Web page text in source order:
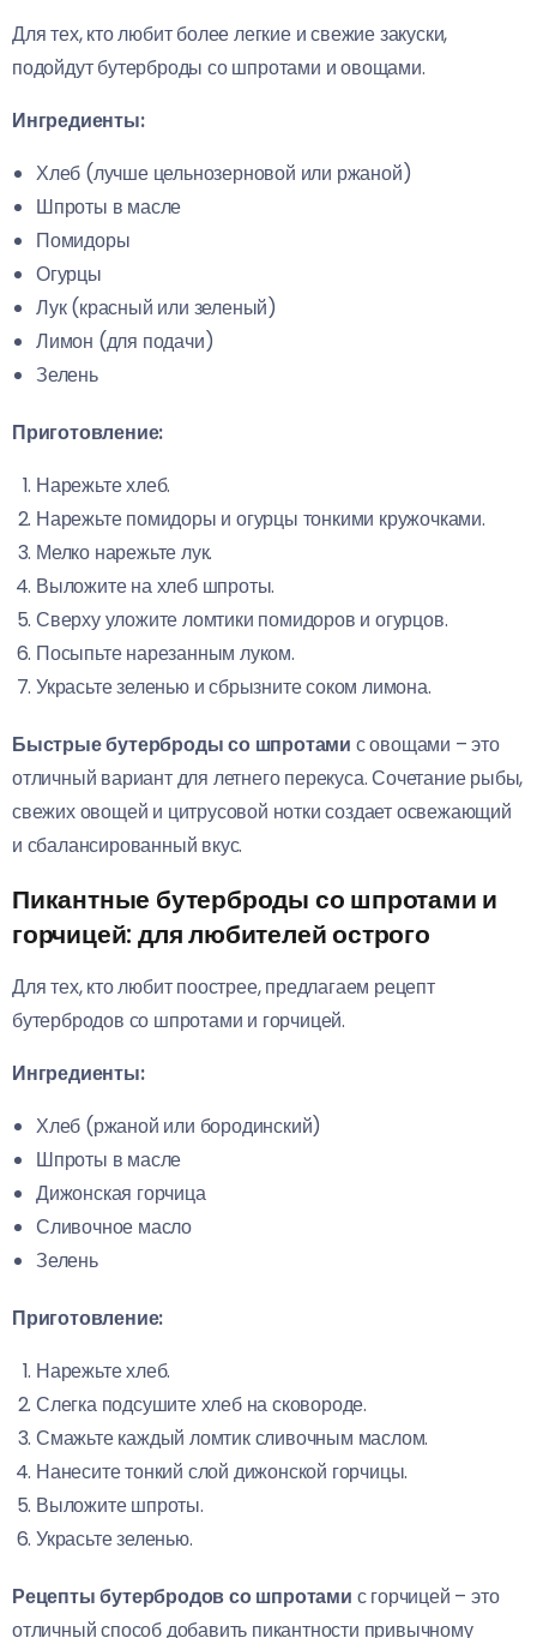
Для тех, кто любит более легкие и свежие закуски,
подойдут бутерброды со шпротами и овощами.
Ингредиенты:
Хлеб (лучше цельнозерновой или ржаной)
Шпроты в масле
Помидоры
Огурцы
Лук (красный или зеленый)
Лимон (для подачи)
Зелень
Приготовление:
Нарежьте хлеб.
Нарежьте помидоры и огурцы тонкими кружочками.
Мелко нарежьте лук.
Выложите на хлеб шпроты.
Сверху уложите ломтики помидоров и огурцов.
Посыпьте нарезанным луком.
Украсьте зеленью и сбрызните соком лимона.
Быстрые бутерброды со шпротами с овощами – это
отличный вариант для летнего перекуса. Сочетание рыбы,
свежих овощей и цитрусовой нотки создает освежающий
и сбалансированный вкус.
Пикантные бутерброды со шпротами и
горчицей: для любителей острого
Для тех, кто любит поострее, предлагаем рецепт
бутербродов со шпротами и горчицей.
Ингредиенты:
Хлеб (ржаной или бородинский)
Шпроты в масле
Дижонская горчица
Сливочное масло
Зелень
Приготовление:
Нарежьте хлеб.
Слегка подсушите хлеб на сковороде.
Смажьте каждый ломтик сливочным маслом.
Нанесите тонкий слой дижонской горчицы.
Выложите шпроты.
Украсьте зеленью.
Рецепты бутербродов со шпротами с горчицей – это
отличный способ добавить пикантности привычному